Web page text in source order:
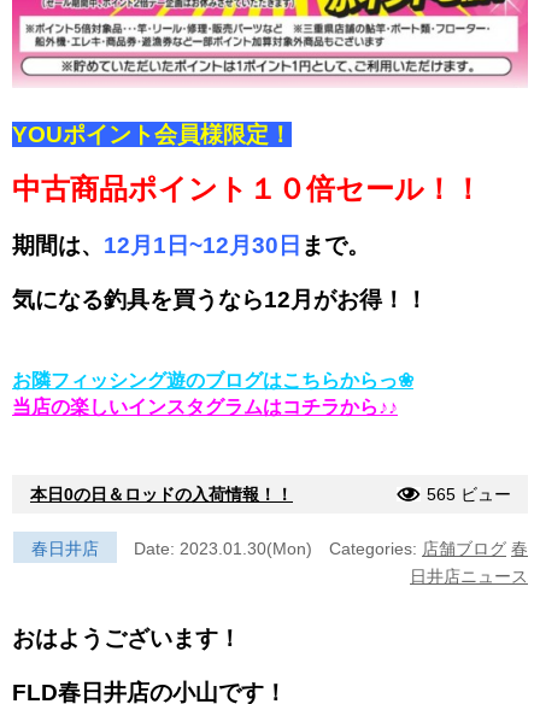
YOUポイント会員様限定！
中古商品ポイント１０倍セール！！
期間は、 12月1日~12月30日 まで。
気になる釣具を買うなら12月がお得！！
お隣フィッシング遊のブログはこちらからっ❀
当店の楽しいインスタグラムはコチラから♪♪
本日0の日＆ロッドの入荷情報！！ 565 ビュー
春日井店 Date: 2023.01.30(Mon) Categories: 店舗ブログ 春
日井店ニュース
おはようございます！
FLD春日井店の小山です！